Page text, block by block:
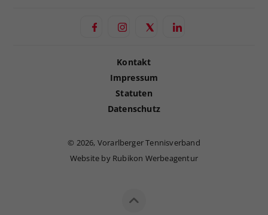
Kontakt
Impressum
Statuten
Datenschutz
© 2026, Vorarlberger Tennisverband
Website by Rubikon Werbeagentur